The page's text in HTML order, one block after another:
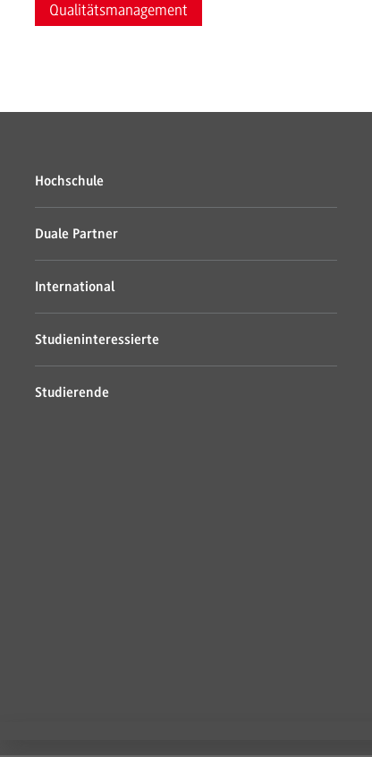
Qualitätsmanagement
Hochschule
Duale Partner
International
Studieninteressierte
Studierende